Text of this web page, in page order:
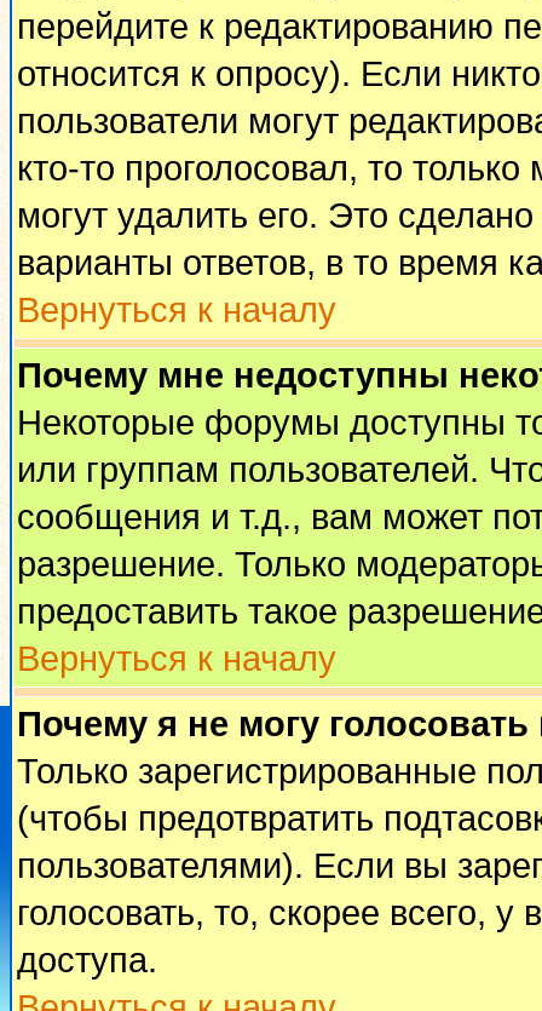
перейдите к редактированию
относится к опросу). Если
пользователи могут
кто-то проголосовал, то
могут удалить его. Это
варианты ответов, в то время
Вернуться к началу
Почему мне недоступны
Некоторые форумы доступны
или группам пользователей.
сообщения и т.д., вам может
разрешение. Только
предоставить такое
Вернуться к началу
Почему я не могу
Только зарегистрированные
(чтобы предотвратить
пользователями). Если вы
голосовать, то, скорее всего,
доступа.